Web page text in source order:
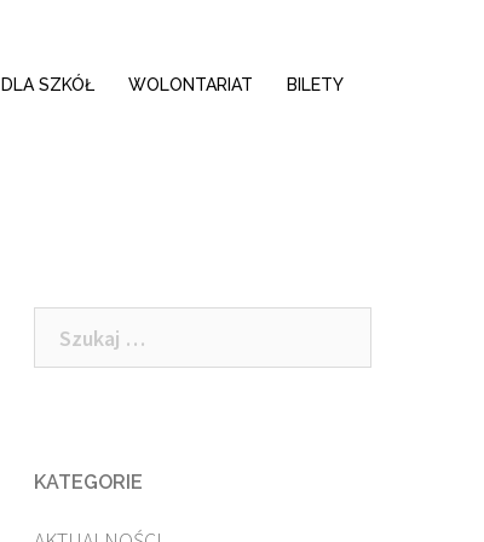
DLA SZKÓŁ WOLONTARIAT BILETY
Szukaj:
KATEGORIE